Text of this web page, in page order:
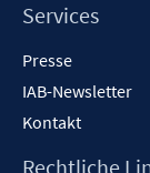
Services
Presse
IAB-Newsletter
Kontakt
Rechtliche